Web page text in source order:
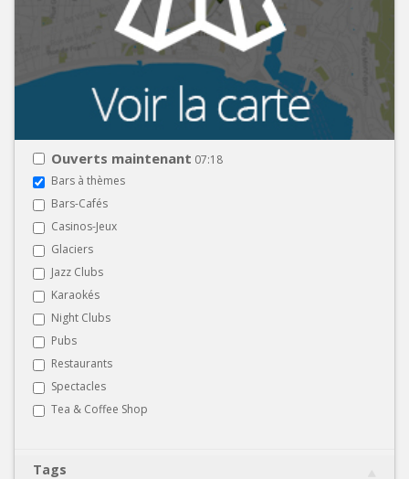
Ouverts maintenant 07:18
Bars à thèmes
Bars-Cafés
Casinos-Jeux
Glaciers
Jazz Clubs
Karaokés
Night Clubs
Pubs
Restaurants
Spectacles
Tea & Coffee Shop
Tags